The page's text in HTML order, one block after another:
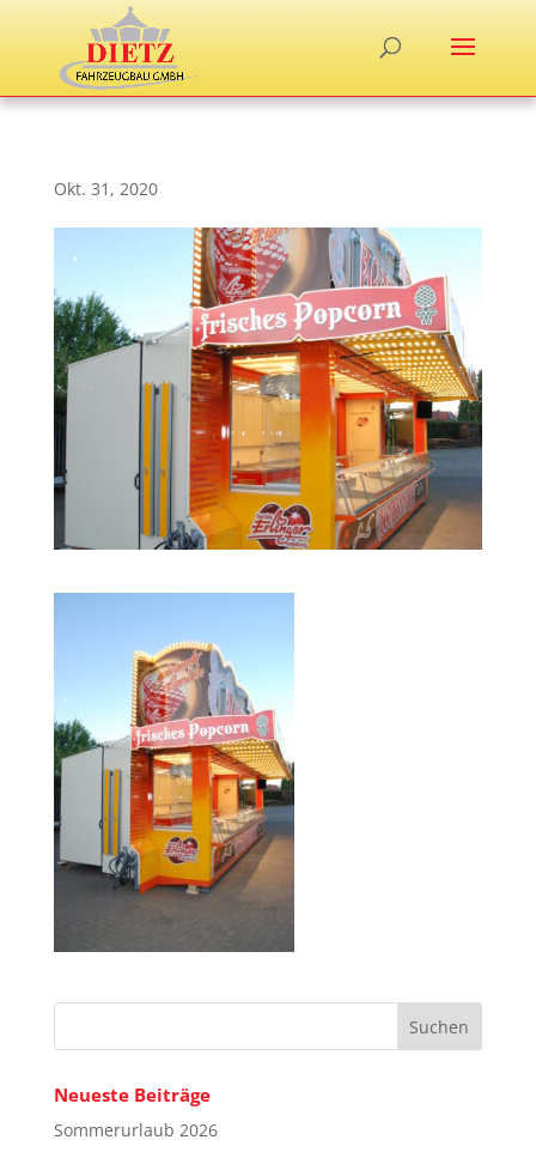
Okt. 31, 2020
Neueste Beiträge
Sommerurlaub 2026